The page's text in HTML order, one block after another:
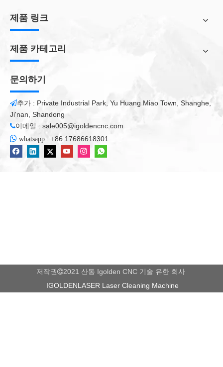
관련 상품
제품 링크
제품 카테고리
문의하기
추가 : Private Industrial Park, Yu Huang Miao Town, Shanghe,
Ji'nan, Shandong
이메일 : sale005@igoldencnc.com
 whatsapp : +86 17686618301
저작권2021 산동 Igolden CNC 기술 유한 회사
IGOLDENLASER Laser Cleaning Machine